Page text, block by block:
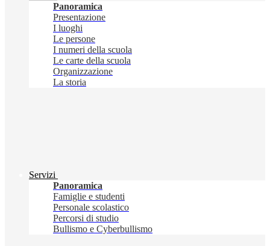
Panoramica
Presentazione
I luoghi
Le persone
I numeri della scuola
Le carte della scuola
Organizzazione
La storia
Servizi
Panoramica
Famiglie e studenti
Personale scolastico
Percorsi di studio
Bullismo e Cyberbullismo